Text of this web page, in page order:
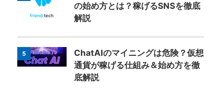
の始め方とは？稼げるSNSを徹底
解説
5
ChatAIのマイニングは危険？仮想
通貨が稼げる仕組み＆始め方を徹
底解説